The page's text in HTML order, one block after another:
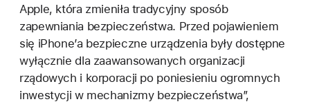
Apple, która zmieniła tradycyjny sposób
zapewniania bezpieczeństwa. Przed pojawieniem
się iPhone’a bezpieczne urządzenia były dostępne
wyłącznie dla zaawansowanych organizacji
rządowych i korporacji po poniesieniu ogromnych
inwestycji w mechanizmy bezpieczeństwa”,